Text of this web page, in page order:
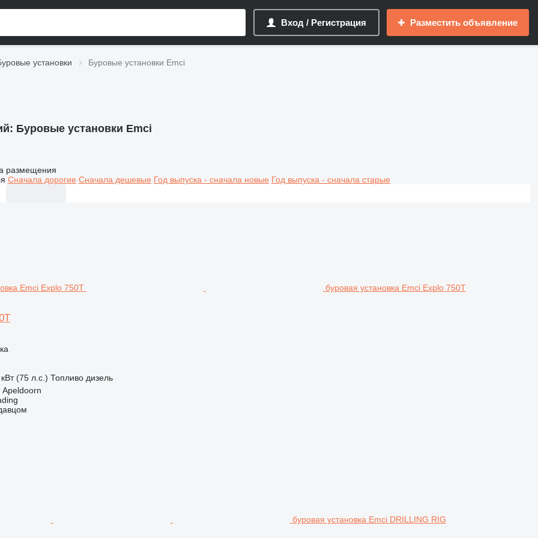
Вход / Регистрация Разместить объявление
установки Буровые установки Emci
Буровые установки Emci
размещения
Сначала дорогие Сначала дешевые Год выпуска - сначала новые Год выпуска - сначала старые
буровая установка Emci Explo 750T
(75 л.с.) Топливо дизель
буровая установка Emci DRILLING RIG